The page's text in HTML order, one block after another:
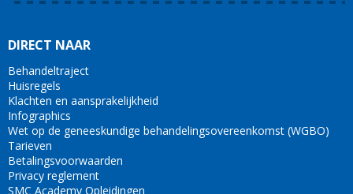
DIRECT NAAR
Behandeltraject
Huisregels
Klachten en aansprakelijkheid
Infographics
Wet op de geneeskundige behandelingsovereenkomst (WGBO)
Tarieven
Betalingsvoorwaarden
Privacy reglement
SMC Academy Opleidingen